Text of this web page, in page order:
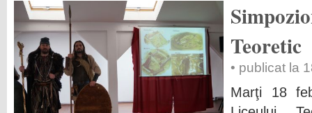
Teoretic
• publicat la
Marţi 18